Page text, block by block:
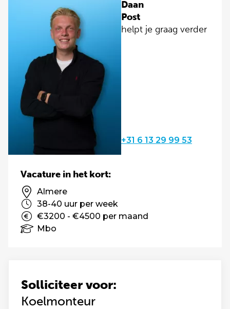
Daan
Post
helpt je graag verder
+31 6 13 29 99 53
Solliciteer voor:
Koelmonteur
Vacature in het kort:
Almere
38-40 uur per week
€3200 - €4500 per maand
Mbo